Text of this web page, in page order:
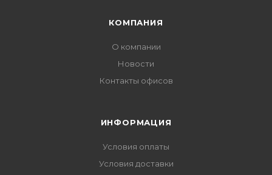
КОМПАНИЯ
О компании
Новости
Контакты офисов
ИНФОРМАЦИЯ
Условия оплаты
Условия доставки